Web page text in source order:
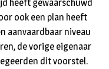
heeft gewaarschuwd
ook een plan heeft
aanvaardbaar niveau
de vorige eigenaar
dit voorstel.